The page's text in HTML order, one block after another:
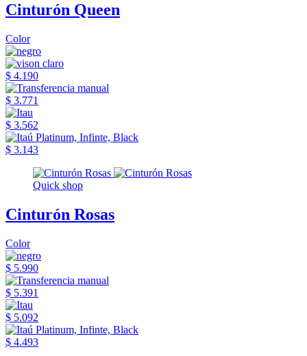
Cinturón Queen
Color
$ 4.190
$ 3.771
$ 3.562
$ 3.143
Quick shop
Cinturón Rosas
Color
$ 5.990
$ 5.391
$ 5.092
$ 4.493